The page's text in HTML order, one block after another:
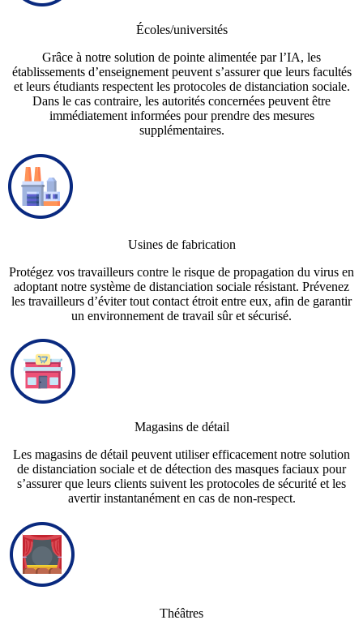
Écoles/universités
Grâce à notre solution de pointe alimentée par l’IA, les
établissements d’enseignement peuvent s’assurer que leurs facultés
et leurs étudiants respectent les protocoles de distanciation sociale.
Dans le cas contraire, les autorités concernées peuvent être
immédiatement informées pour prendre des mesures
supplémentaires.
Usines de fabrication
Protégez vos travailleurs contre le risque de propagation du virus en
adoptant notre système de distanciation sociale résistant. Prévenez
les travailleurs d’éviter tout contact étroit entre eux, afin de garantir
un environnement de travail sûr et sécurisé.
Magasins de détail
Les magasins de détail peuvent utiliser efficacement notre solution
de distanciation sociale et de détection des masques faciaux pour
s’assurer que leurs clients suivent les protocoles de sécurité et les
avertir instantanément en cas de non-respect.
Théâtres